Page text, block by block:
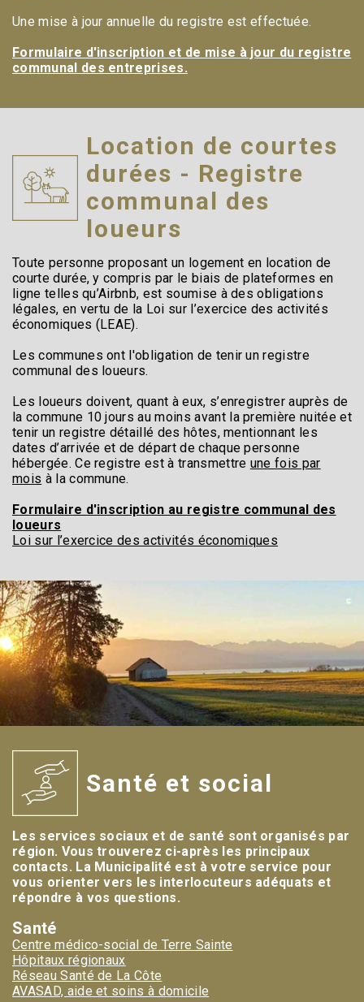
Une mise à jour annuelle du registre est effectuée.
Formulaire d'inscription et de mise à jour du registre
communal des entreprises.
Location de courtes
durées - Registre
communal des
loueurs
Toute personne proposant un logement en location de
courte durée, y compris par le biais de plateformes en
ligne telles qu’Airbnb, est soumise à des obligations
légales, en vertu de la Loi sur l’exercice des activités
économiques (LEAE).
Les communes ont l'obligation de tenir un registre
communal des loueurs.
Les loueurs doivent, quant à eux, s’enregistrer auprès de
la commune 10 jours au moins avant la première nuitée et
tenir un registre détaillé des hôtes, mentionnant les
dates d’arrivée et de départ de chaque personne
hébergée. Ce registre est à transmettre une fois par
mois à la commune.
Formulaire d'inscription au registre communal des
loueurs
Loi sur l’exercice des activités économiques
Santé et social
Les services sociaux et de santé sont organisés par
région. Vous trouverez ci-après les principaux
contacts. La Municipalité est à votre service pour
vous orienter vers les interlocuteurs adéquats et
répondre à vos questions.
Santé
Centre médico-social de Terre Sainte
Hôpitaux régionaux
Réseau Santé de La Côte
AVASAD, aide et soins à domicile